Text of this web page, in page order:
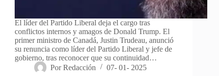
El líder del Partido Liberal deja el cargo tras
conflictos internos y amagos de Donald Trump. El
primer ministro de Canadá, Justin Trudeau, anunció
su renuncia como líder del Partido Liberal y jefe de
gobierno, tras reconocer que su continuidad…
Por Redacción 07- 01- 2025